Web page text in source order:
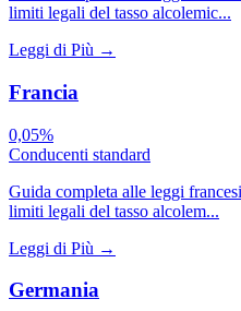
limiti legali del tasso alcolemic...
Leggi di Più →
Francia
0,05%
Conducenti standard
Guida completa alle leggi
limiti legali del tasso alcolem...
Leggi di Più →
Germania